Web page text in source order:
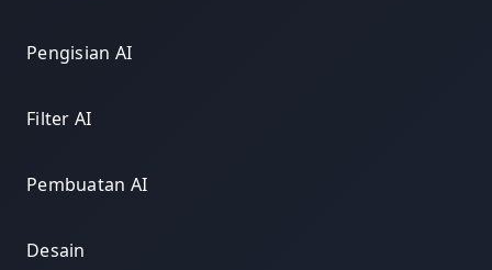
Pengisian AI
Filter AI
Pembuatan AI
Desain